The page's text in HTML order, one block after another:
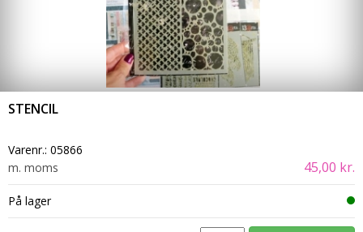
STENCIL
Varenr.: 05866
m. moms
45,00 kr.
På lager